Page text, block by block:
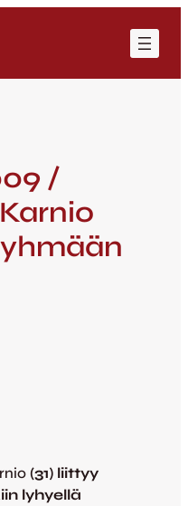
/
(31) liittyy
lyhyellä